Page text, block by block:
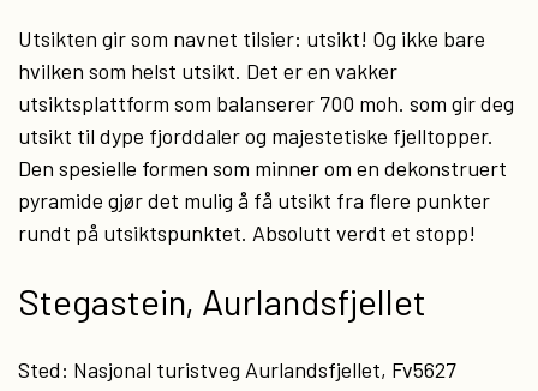
Utsikten gir som navnet tilsier: utsikt! Og ikke bare
hvilken som helst utsikt. Det er en vakker
utsiktsplattform som balanserer 700 moh. som gir deg
utsikt til dype fjorddaler og majestetiske fjelltopper.
Den spesielle formen som minner om en dekonstruert
pyramide gjør det mulig å få utsikt fra flere punkter
rundt på utsiktspunktet. Absolutt verdt et stopp!
Stegastein, Aurlandsfjellet
Sted: Nasjonal turistveg Aurlandsfjellet, Fv5627